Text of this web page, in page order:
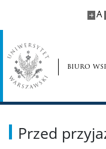
A
biuro
Przed